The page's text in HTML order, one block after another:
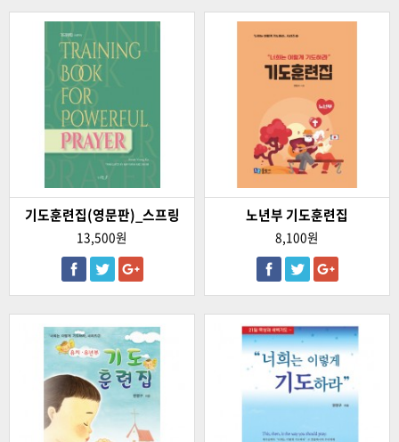
기도훈련집(영문판)_스프링
13,500원
노년부 기도훈련집
8,100원